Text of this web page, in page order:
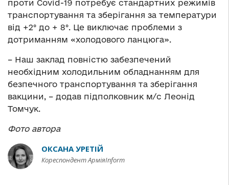
проти Covid-19 потребує стандартних режимів
транспортування та зберігання за температури
від +2° до + 8°. Це виключає проблеми з
дотриманням «холодового ланцюга».
– Наш заклад повністю забезпечений
необхідним холодильним обладнанням для
безпечного транспортування та зберігання
вакцини, – додав підполковник м/с Леонід
Томчук.
Фото автора
ОКСАНА УРЕТІЙ
Кореспондент АрміяInform